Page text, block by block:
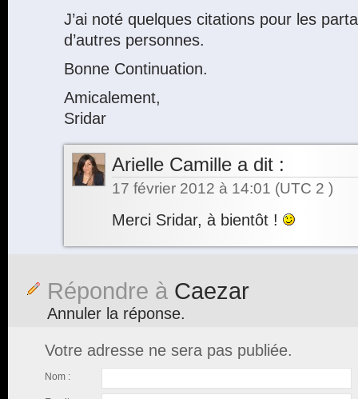
J’ai noté quelques citations pour les
d’autres personnes.
Bonne Continuation.
Amicalement,
Sridar
Arielle Camille a dit :
17 février 2012 à 14:01 (UTC 2 )
Merci Sridar, à bientôt !
Répondre à Caezar
Annuler la réponse.
Votre adresse ne sera pas publiée.
Nom :